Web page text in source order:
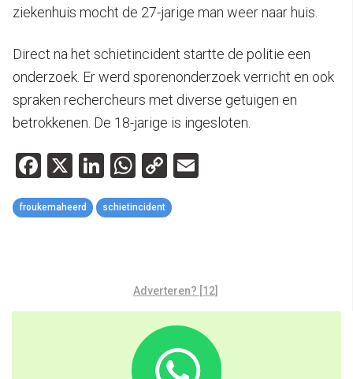
ziekenhuis mocht de 27-jarige man weer naar huis.
Direct na het schietincident startte de politie een
onderzoek. Er werd sporenonderzoek verricht en ook
spraken rechercheurs met diverse getuigen en
betrokkenen. De 18-jarige is ingesloten.
Facebook
X LinkedIn
WhatsApp
Copy
froukemaheerd schietincident
Adverteren? [12]